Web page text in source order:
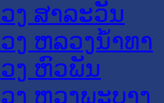
ງ ສາລະວັນ
ງ ຫລວງນໍ້າທາ
ງ ຫົວພັນ
ງ ຫຼວງພະບາງ